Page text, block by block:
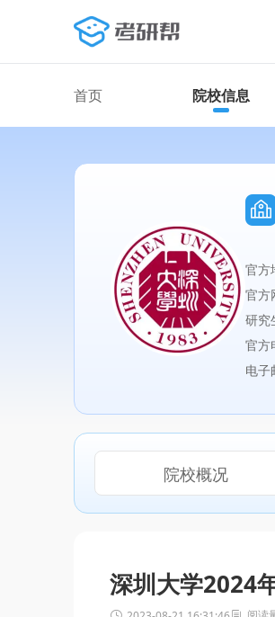
首页 院校信息
官方
官方
研究
官方
电
院校概况
深圳大学2024